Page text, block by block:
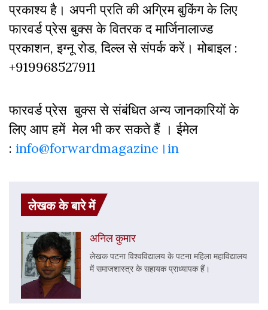
प्रकाश्य है। अपनी प्रति की अग्रिम बुकिंग के लिए
फारवर्ड प्रेस बुक्स के वितरक द मार्जिनालाज्ड
प्रकाशन, इग्नू रोड, दिल्ल से संपर्क करें। मोबाइल :
+919968527911
फारवर्ड प्रेस बुक्स से संबंधित अन्य जानकारियों के
लिए आप हमें मेल भी कर सकते हैं । ईमेल
: info@forwardmagazine।in
लेखक के बारे में
अनिल कुमार
लेखक पटना विश्वविद्यालय के पटना महिला महाविद्यालय
में समाजशास्त्र के सहायक प्राध्यापक हैं।